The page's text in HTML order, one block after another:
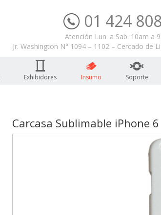
01 424
Atención Lun. a Sab. 10am a
Jr. Washington N° 1094 – 1102 – Cercado de
Exhibidores Insumo Soporte
Servicio Técnico
Carcasa Sublimable iPhone 6